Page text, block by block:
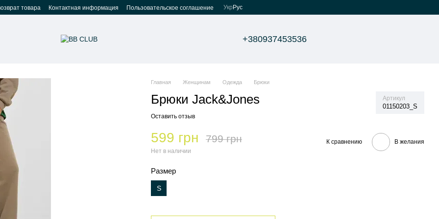
товара Контактная информация Пользовательское соглашение Укр Рус
+380937453536
Главная Женщинам Одежда Брюки
Брюки Jack&Jones Артикул
01150203_S
Оставить отзыв
599 грн 799 грн
Нет в наличии
К сравнению В желания
Размер
S